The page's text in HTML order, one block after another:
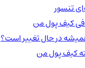
تنسور
کیف پول من
در حال تغییر است؟